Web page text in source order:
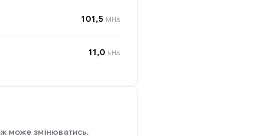
101,5 MH/s
11,0 kH/s
може змінюватись.